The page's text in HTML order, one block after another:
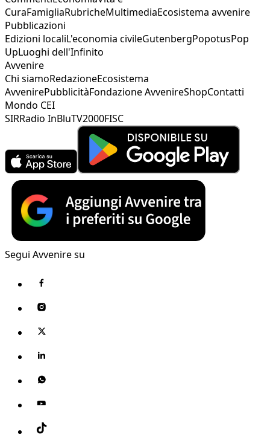
CuraFamigliaRubricheMultimediaEcosistema avvenire
Pubblicazioni
Edizioni localiL'economia civileGutenbergPopotusPop
UpLuoghi dell'Infinito
Avvenire
Chi siamoRedazioneEcosistema
AvvenirePubblicitàFondazione AvvenireShopContatti
Mondo CEI
SIRRadio InBluTV2000FISC
Segui Avvenire su